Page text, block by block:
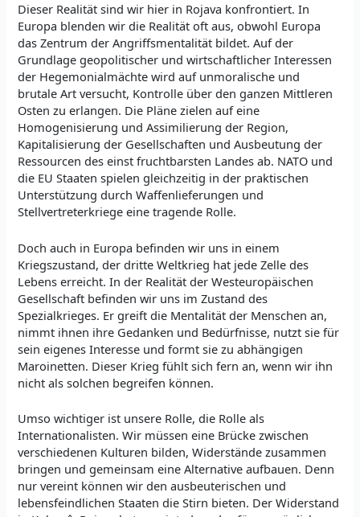
Dieser Realität sind wir hier in Rojava konfrontiert. In
Europa blenden wir die Realität oft aus, obwohl Europa
das Zentrum der Angriffsmentalität bildet. Auf der
Grundlage geopolitischer und wirtschaftlicher Interessen
der Hegemonialmächte wird auf unmoralische und
brutale Art versucht, Kontrolle über den ganzen Mittleren
Osten zu erlangen. Die Pläne zielen auf eine
Homogenisierung und Assimilierung der Region,
Kapitalisierung der Gesellschaften und Ausbeutung der
Ressourcen des einst fruchtbarsten Landes ab. NATO und
die EU Staaten spielen gleichzeitig in der praktischen
Unterstützung durch Waffenlieferungen und
Stellvertreterkriege eine tragende Rolle.
Doch auch in Europa befinden wir uns in einem
Kriegszustand, der dritte Weltkrieg hat jede Zelle des
Lebens erreicht. In der Realität der Westeuropäischen
Gesellschaft befinden wir uns im Zustand des
Spezialkrieges. Er greift die Mentalität der Menschen an,
nimmt ihnen ihre Gedanken und Bedürfnisse, nutzt sie für
sein eigenes Interesse und formt sie zu abhängigen
Maroinetten. Dieser Krieg fühlt sich fern an, wenn wir ihn
nicht als solchen begreifen können.
Umso wichtiger ist unsere Rolle, die Rolle als
Internationalisten. Wir müssen eine Brücke zwischen
verschiedenen Kulturen bilden, Widerstände zusammen
bringen und gemeinsam eine Alternative aufbauen. Denn
nur vereint können wir den ausbeuterischen und
lebensfeindlichen Staaten die Stirn bieten. Der Widerstand